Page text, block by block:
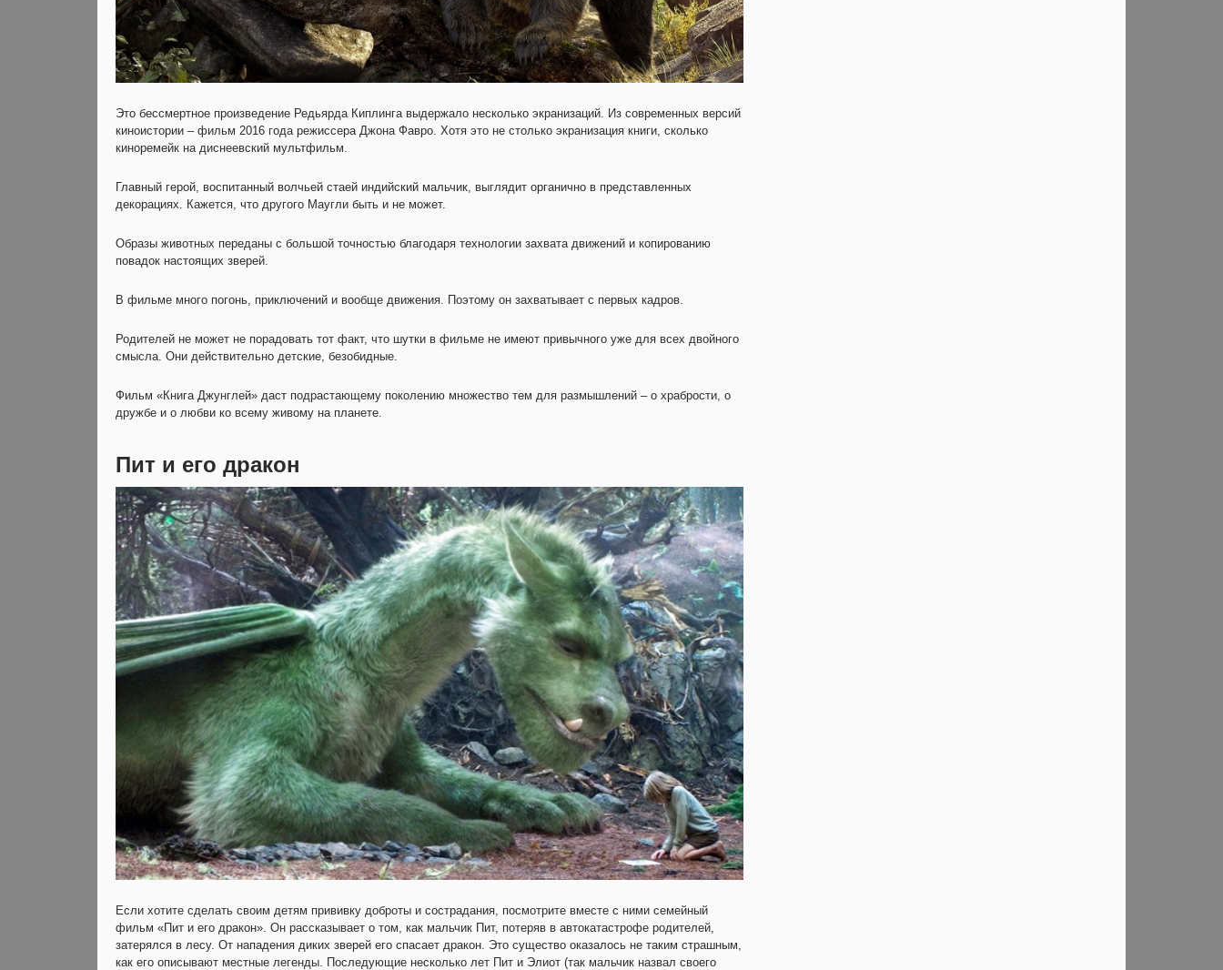
Это бессмертное произведение Редьярда Киплинга выдержало несколько экранизаций. Из современных версий
киноистории – фильм 2016 года режиссера Джона Фавро. Хотя это не столько экранизация книги, сколько
киноремейк на диснеевский мультфильм.
Главный герой, воспитанный волчьей стаей индийский мальчик, выглядит органично в представленных
декорациях. Кажется, что другого Маугли быть и не может.
Образы животных переданы с большой точностью благодаря технологии захвата движений и копированию
повадок настоящих зверей.
В фильме много погонь, приключений и вообще движения. Поэтому он захватывает с первых кадров.
Родителей не может не порадовать тот факт, что шутки в фильме не имеют привычного уже для всех двойного
смысла. Они действительно детские, безобидные.
Фильм «Книга Джунглей» даст подрастающему поколению множество тем для размышлений – о храбрости, о
дружбе и о любви ко всему живому на планете.
Пит и его дракон
Если хотите сделать своим детям прививку доброты и сострадания, посмотрите вместе с ними семейный
фильм «Пит и его дракон». Он рассказывает о том, как мальчик Пит, потеряв в автокатастрофе родителей,
затерялся в лесу. От нападения диких зверей его спасает дракон. Это существо оказалось не таким страшным,
как его описывают местные легенды. Последующие несколько лет Пит и Элиот (так мальчик назвал своего